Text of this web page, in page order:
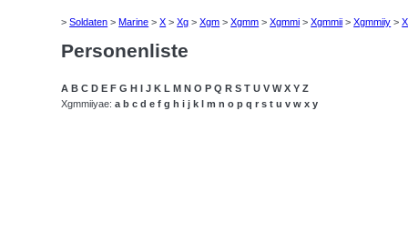
>Soldaten >Marine >X >Xg >Xgm >Xgmm >Xgmmi >Xgmmii >Xgmmiiy >
Personenliste
A B C D E F G H I J K L M N O P Q R S T U V W X Y Z
Xgmmiiyae:a b c d e f g h i j k l m n o p q r s t u v w x y